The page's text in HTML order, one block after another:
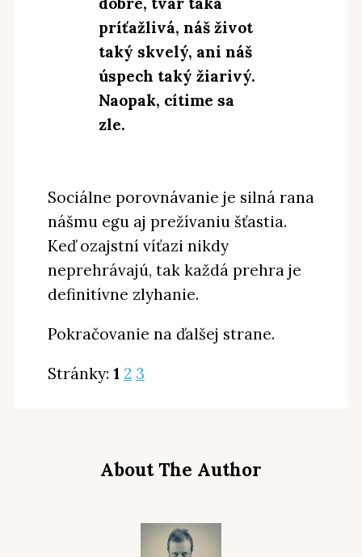
príťažlivá, náš život
taký skvelý, ani náš
úspech taký žiarivý.
Naopak, cítime sa
zle.
Sociálne porovnávanie je silná rana
nášmu egu aj prežívaniu šťastia.
Keď ozajstní víťazi nikdy
neprehrávajú, tak každá prehra je
definitívne zlyhanie.
Pokračovanie na ďalšej strane.
Stránky: 1 2 3
About The Author